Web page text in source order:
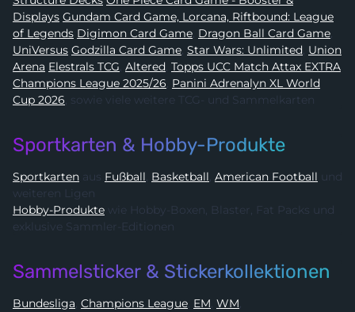
Displays Gundam Card Game, Lorcana, Riftbound: League
of Legends
Digimon Card Game, Dragon Ball Card Game,
UniVersus
Godzilla Card Game, Star Wars: Unlimited, Union
Arena
Elestrals TCG, Altered, Topps UCC Match Attax EXTRA
Champions League 2025/26, Panini Adrenalyn XL World
Cup 2026, sowie viele weitere TCG- und Sammelkarten
Sportkarten & Hobby-Produkte
Sportkarten aus Fußball, Basketball, American Football und
weiteren Ligen
Hobby-Produkte
exklusive Sammler-Editionen
Sammelsticker & Stickerkollektionen
Bundesliga, Champions League, EM, WM,